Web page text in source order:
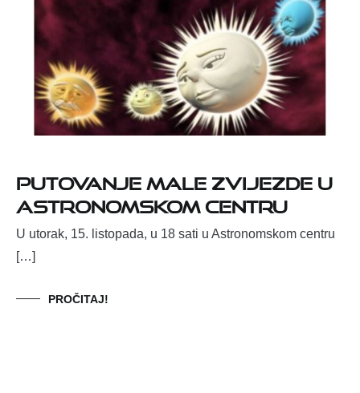
Putovanje male zvijezde u
Astronomskom centru
U utorak, 15. listopada, u 18 sati u Astronomskom centru
[…]
PROČITAJ!